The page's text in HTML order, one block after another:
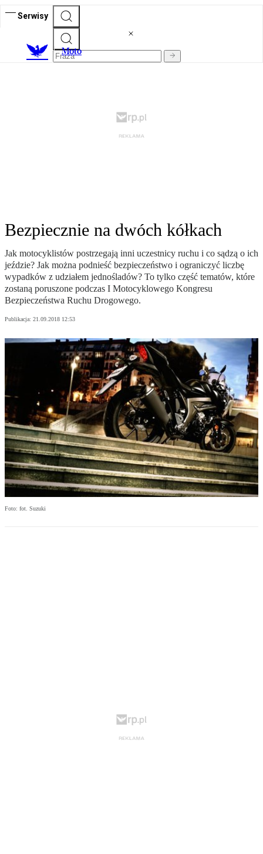
Serwisy
Moto
Bezpiecznie na dwóch kółkach
Jak motocyklistów postrzegają inni uczestnicy ruchu i co sądzą o ich
jeździe? Jak można podnieść bezpieczeństwo i ograniczyć liczbę
wypadków z udziałem jednośladów? To tylko część tematów, które
zostaną poruszone podczas I Motocyklowego Kongresu
Bezpieczeństwa Ruchu Drogowego.
Publikacja: 21.09.2018 12:53
Foto: fot. Suzuki